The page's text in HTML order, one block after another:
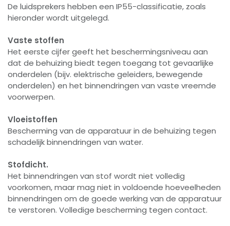
De luidsprekers hebben een IP55-classificatie, zoals
hieronder wordt uitgelegd.
Vaste stoffen
Het eerste cijfer geeft het beschermingsniveau aan
dat de behuizing biedt tegen toegang tot gevaarlijke
onderdelen (bijv. elektrische geleiders, bewegende
onderdelen) en het binnendringen van vaste vreemde
voorwerpen.
Vloeistoffen
Bescherming van de apparatuur in de behuizing tegen
schadelijk binnendringen van water.
Stofdicht.
Het binnendringen van stof wordt niet volledig
voorkomen, maar mag niet in voldoende hoeveelheden
binnendringen om de goede werking van de apparatuur
te verstoren. Volledige bescherming tegen contact.